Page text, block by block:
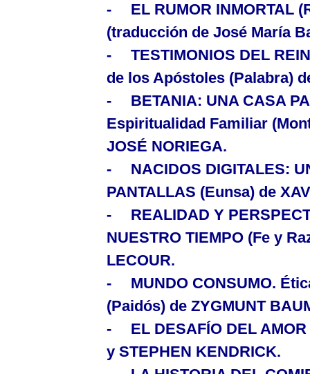
- EL RUMOR INMORTAL
(traducción de José María
-
TESTIMONIOS DEL
de los Apóstoles (Palabra)
-
BETANIA: UNA CASA
Espiritualidad Familiar
JOSÉ NORIEGA.
-
NACIDOS DIGITALES:
PANTALLAS (Eunsa) de
-
REALIDAD Y
NUESTRO TIEMPO (Fe y
LECOUR.
-
MUNDO CONSUMO.
(Paidós) de ZYGMUNT
-
EL DESAFÍO DEL AMOR
y STEPHEN KENDRICK.